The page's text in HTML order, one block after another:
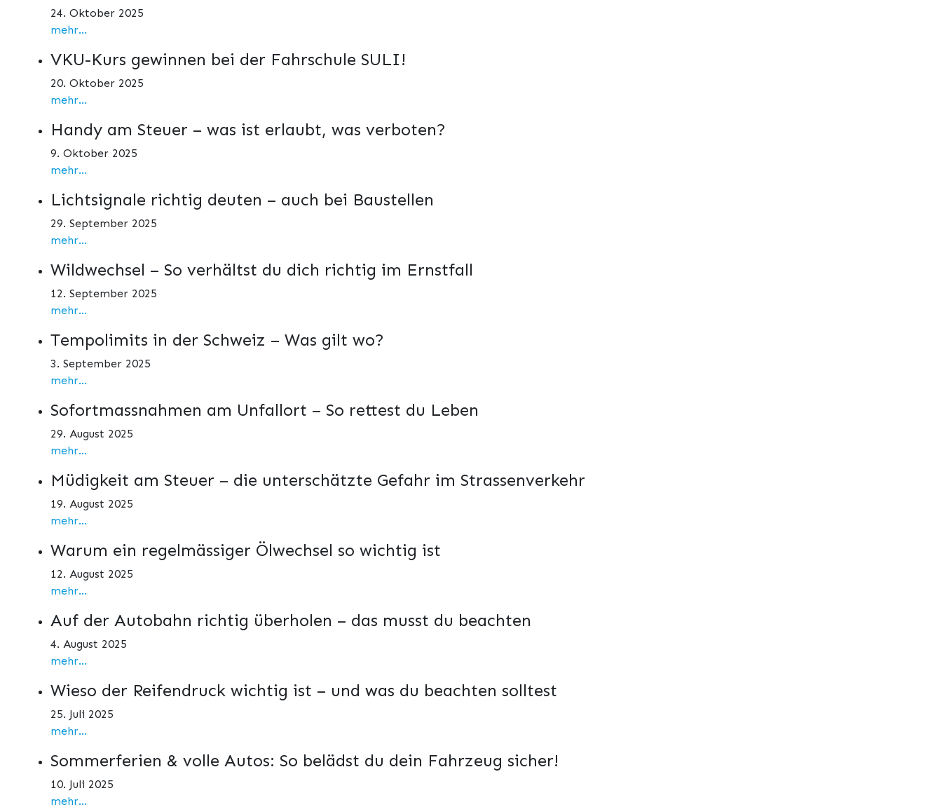
24. Oktober 2025
mehr...
VKU-Kurs gewinnen bei der Fahrschule SULI!
20. Oktober 2025
mehr...
Handy am Steuer – was ist erlaubt, was verboten?
9. Oktober 2025
mehr...
Lichtsignale richtig deuten – auch bei Baustellen
29. September 2025
mehr...
Wildwechsel – So verhältst du dich richtig im Ernstfall
12. September 2025
mehr...
Tempolimits in der Schweiz – Was gilt wo?
3. September 2025
mehr...
Sofortmassnahmen am Unfallort – So rettest du Leben
29. August 2025
mehr...
Müdigkeit am Steuer – die unterschätzte Gefahr im Strassenverkehr
19. August 2025
mehr...
Warum ein regelmässiger Ölwechsel so wichtig ist
12. August 2025
mehr...
Auf der Autobahn richtig überholen – das musst du beachten
4. August 2025
mehr...
Wieso der Reifendruck wichtig ist – und was du beachten solltest
25. Juli 2025
mehr...
Sommerferien & volle Autos: So belädst du dein Fahrzeug sicher!
10. Juli 2025
mehr...